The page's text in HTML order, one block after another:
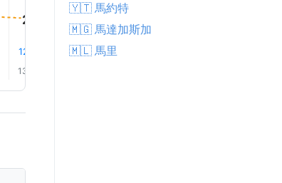
21.0°
12% 下雨
13.0 km/h
12% 下雨
↑
🇾🇹 馬約特
🇲🇬 馬達加斯加
🇲🇱 馬里